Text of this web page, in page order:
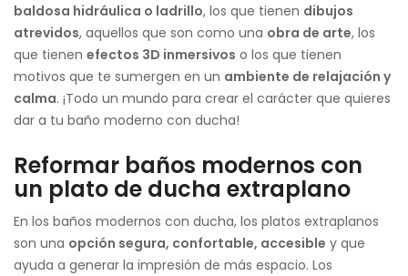
baldosa hidráulica o ladrillo, los que tienen dibujos
atrevidos, aquellos que son como una obra de arte, los
que tienen efectos 3D inmersivos o los que tienen
motivos que te sumergen en un ambiente de relajación y
calma. ¡Todo un mundo para crear el carácter que quieres
dar a tu baño moderno con ducha!
Reformar baños modernos con
un plato de ducha extraplano
En los baños modernos con ducha, los platos extraplanos
son una opción segura, confortable, accesible y que
ayuda a generar la impresión de más espacio. Los